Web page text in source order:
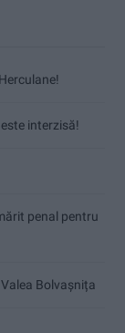
interzisă!
penal pentru
Bolvașnița